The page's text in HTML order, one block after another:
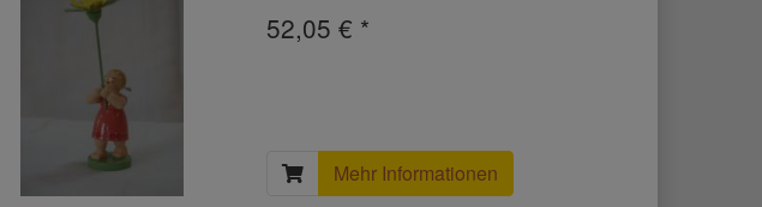
52,05 € *
Mehr Informationen